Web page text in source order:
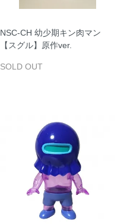
NSC‐CH 幼少期キン肉マン
【スグル】原作ver.
SOLD OUT